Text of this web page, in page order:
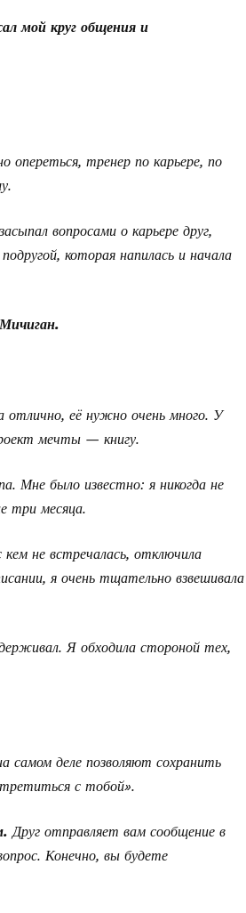
мой круг общения и
опереться, тренер по карьере, по
вопросами о карьере друг,
которая напилась и начала
отлично, её нужно очень много. У
мечты — книгу.
Мне было известно: я никогда не
три месяца.
не встречалась, отключила
я очень тщательно взвешивала
Я обходила стороной тех,
самом деле позволяют сохранить
с тобой».
Друг отправляет вам сообщение в
Конечно, вы будете